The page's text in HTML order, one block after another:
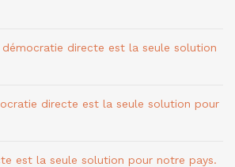
démocratie directe est la seule solution
directe est la seule solution pour
est la seule solution pour notre pays.